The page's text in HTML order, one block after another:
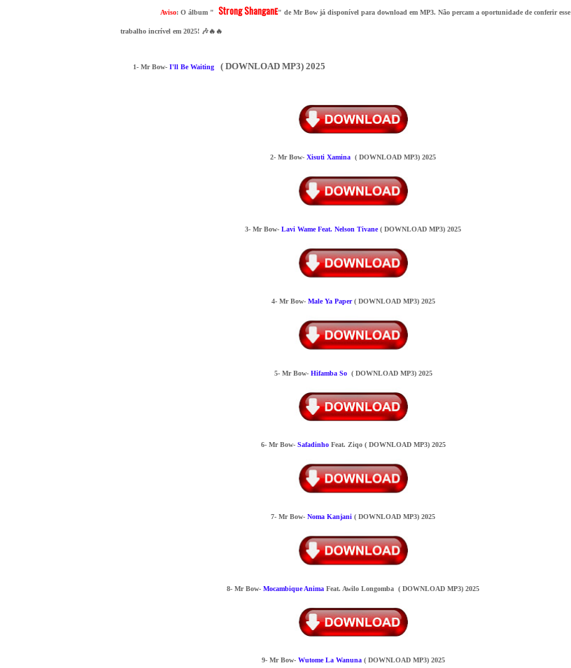
Aviso: O álbum " Strong Shangane" de Mr Bow já disponível para download em MP3. Não percam a oportunidade de conferir esse
trabalho incrível em 2025! 🎶🔥🔥
1- Mr Bow- I'll Be Waiting ( DOWNLOAD MP3) 2025
2- Mr Bow- Xisuti Xamina ( DOWNLOAD MP3) 2025
3- Mr Bow- Lavi WameFeat. Nelson Tivane ( DOWNLOAD MP3) 2025
4- Mr Bow- Male Ya Paper( DOWNLOAD MP3) 2025
5- Mr Bow- Hifamba So ( DOWNLOAD MP3) 2025
6- Mr Bow- SafadinhoFeat. Ziqo ( DOWNLOAD MP3) 2025
7- Mr Bow- Noma Kanjani ( DOWNLOAD MP3) 2025
8- Mr Bow- Mocambique Anima Feat. Awilo Longomba ( DOWNLOAD MP3) 2025
9- Mr Bow- Wutome La Wanuna ( DOWNLOAD MP3) 2025